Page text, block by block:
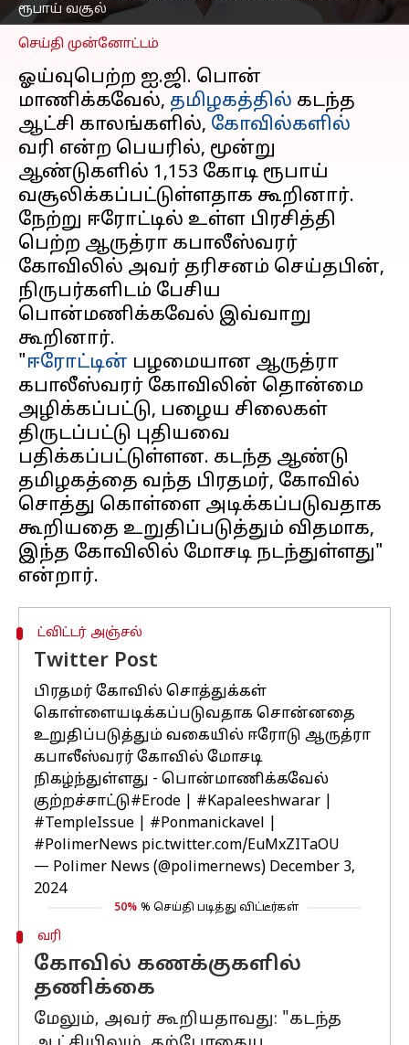
ரூபாய் வசூல்
செய்தி முன்னோட்டம்
ஓய்வுபெற்ற ஐ.ஜி. பொன்
மாணிக்கவேல், தமிழகத்தில் கடந்த
ஆட்சி காலங்களில், கோவில்களில்
வரி என்ற பெயரில், மூன்று
ஆண்டுகளில் 1,153 கோடி ரூபாய்
வசூலிக்கப்பட்டுள்ளதாக கூறினார்.
நேற்று ஈரோட்டில் உள்ள பிரசித்தி
பெற்ற ஆருத்ரா கபாலீஸ்வரர்
கோவிலில் அவர் தரிசனம் செய்தபின்,
நிருபர்களிடம் பேசிய
பொன்மணிக்கவேல் இவ்வாறு
கூறினார்.
"ஈரோட்டின் பழமையான ஆருத்ரா
கபாலீஸ்வரர் கோவிலின் தொன்மை
அழிக்கப்பட்டு, பழைய சிலைகள்
திருடப்பட்டு புதியவை
பதிக்கப்பட்டுள்ளன. கடந்த ஆண்டு
தமிழகத்தை வந்த பிரதமர், கோவில்
சொத்து கொள்ளை அடிக்கப்படுவதாக
கூறியதை உறுதிப்படுத்தும் விதமாக,
இந்த கோவிலில் மோசடி நடந்துள்ளது"
ட்விட்டர் அஞ்சல்
Twitter Post
பிரதமர் கோவில் சொத்துக்கள்
கொள்ளையடிக்கப்படுவதாக சொன்னதை
உறுதிப்படுத்தும் வகையில் ஈரோடு ஆருத்ரா
கபாலீஸ்வரர் கோவில் மோசடி
நிகழ்ந்துள்ளது - பொன்மாணிக்கவேல்
குற்றச்சாட்டு#Erode #Kapaleeshwarar
#TempleIssue
#Ponmanickavel
#PolimerNews pic.twitter.com/EuMxZITaOU
— Polimer News (@polimernews) December 3,
2024
50% % செய்தி படித்து விட்டீர்கள்
வரி
கோவில் கணக்குகளில்
தணிக்கை
மேலும், அவர் கூறியதாவது: "கடந்த